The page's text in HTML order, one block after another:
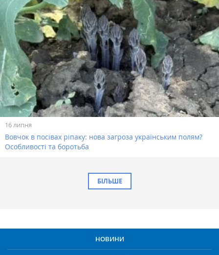
16 липня
Вовчок в посівах ріпаку: нова загроза українським полям?
Особливості та боротьба
БІЛЬШЕ
НОВИНИ